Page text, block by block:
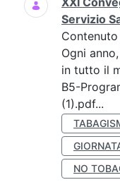
Servizio
Contenuto
Ogni
in tutto il
B5-
(1).pdf...
NO